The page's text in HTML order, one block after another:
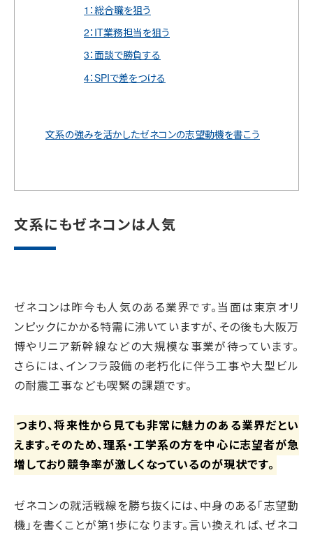
1：総合職を狙う
2：IT業務担当を狙う
3：面談で勝負する
4：SPIで差をつける
文系の強みを活かしたゼネコンの志望動機を書こう
文系にもゼネコンは人気
ゼネコンは昨今も人気のある業界です。当面は東京オリ
ンピックにかかる特需に沸いていますが、その後も大阪万
博やリニア新幹線などの大規模な事業が待っています。
さらには、インフラ設備の老朽化に伴う工事や大型ビル
の耐震工事なども喫緊の課題です。
つまり、将来性から見ても非常に魅力のある業界だとい
えます。そのため、理系・工学系の方を中心に志望者が急
増しており競争率が激しくなっているのが現状です。
ゼネコンの就活戦線を勝ち抜くには、中身のある「志望動
機」を書くことが第1歩になります。言い換えれば、ゼネコ